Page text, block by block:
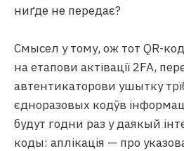
ниґде не передає?
Смысел у тому, ож тот QR-
на етапови актівації 2FA,
автентикаторови ушытку
єдноразовых кодӯв
будут годни раз у даякый
коды: аплікація — про